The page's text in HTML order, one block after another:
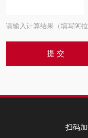
请输入计算结果（填写阿
扫码